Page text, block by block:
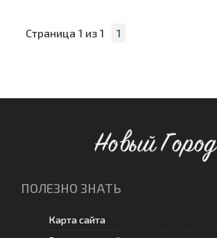
Страница 1 из 1 1
Новый Город
ПОЛЕЗНО ЗНАТЬ
Карта сайта